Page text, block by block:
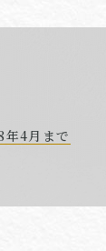
4月まで